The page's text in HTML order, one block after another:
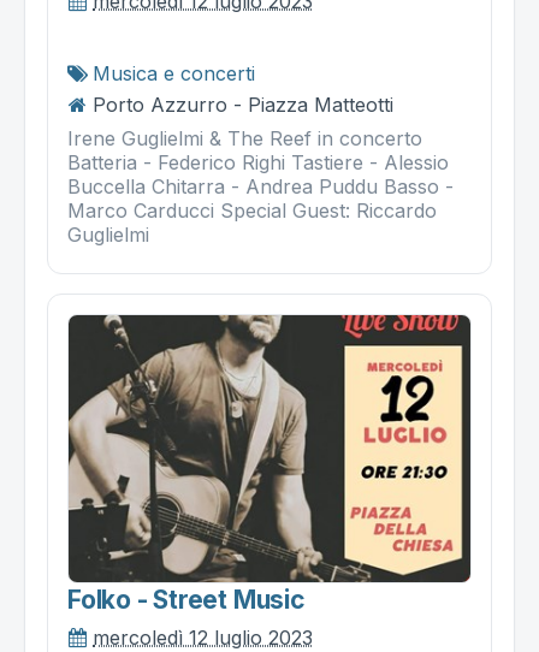
Musica e concerti
Porto Azzurro - Piazza Matteotti
Irene Guglielmi & The Reef in concerto
Batteria - Federico Righi Tastiere - Alessio
Buccella Chitarra - Andrea Puddu Basso -
Marco Carducci Special Guest: Riccardo
Guglielmi
Folko - Street Music
mercoledì 12 luglio 2023